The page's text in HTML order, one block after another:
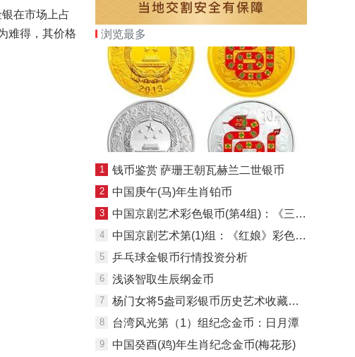
在市场上占
难得，其价格
浏览最多
1 钱币鉴赏 萨珊王朝瓦赫兰二世银币
2 中国庚午(马)年生肖铂币
3 中国京剧艺术彩色银币(第4组)：《三岔口》
4 中国京剧艺术第(1)组：《红娘》彩色银币
5 乒乓球金银币行情投资分析
6 浅谈智取生辰纲金币
7 杨门女将5盎司彩银币历史艺术收藏价值兼具
8 台湾风光第（1）组纪念金币：日月潭
9 中国癸酉(鸡)年生肖纪念金币(梅花形)